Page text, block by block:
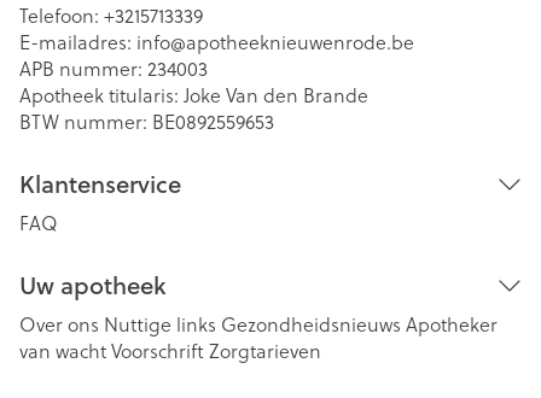
Telefoon: +3215713339
E-mailadres: info@apotheeknieuwenrode.be
APB nummer: 234003
Apotheek titularis: Joke Van den Brande
BTW nummer: BE0892559653
Klantenservice
FAQ
Uw apotheek
Over ons Nuttige links Gezondheidsnieuws Apotheker
van wachtVoorschriftZorgtarieven